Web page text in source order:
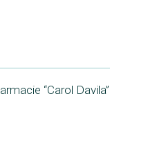
“Carol Davila”